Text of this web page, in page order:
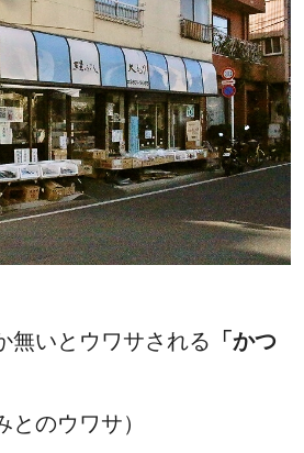
無いとウワサされる 「かつ
とのウワサ）